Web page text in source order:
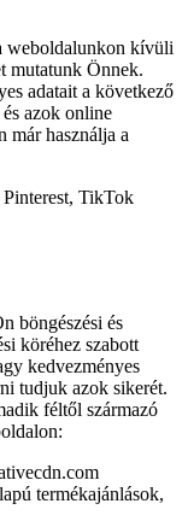
weboldalunkon kívüli
mutatunk Önnek.
adatait a következő
azok online
már használja a
TikTok
böngészési és
köréhez szabott
kedvezményes
tudjuk azok sikerét.
féltől származó
termékajánlások,